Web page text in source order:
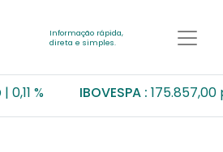
Informação rápida,
direta e simples.
0,11 % IBOVESPA : 175.857,00